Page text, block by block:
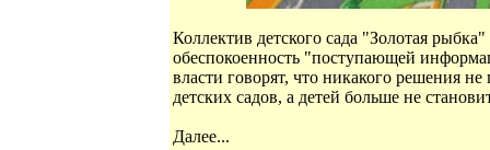
Коллектив детского сада "Золотая
обеспокоенность "поступающей
власти говорят, что никакого решения
детских садов, а детей больше не
Далее...